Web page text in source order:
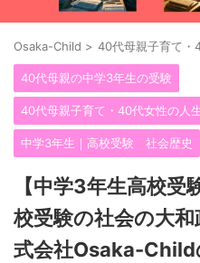
Osaka-Child > 40代母親子育て・
40代母親の中学3年生の受験
40代母親子育て・40代女性の人
中学3年生｜高校受験 社会歴史
【中学3年生高校受
校受験の社会の大
式会社Osaka-